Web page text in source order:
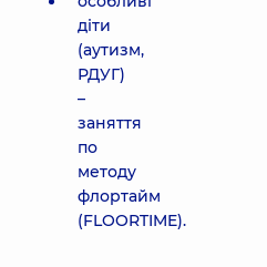
діти
(аутизм,
РДУГ)
–
заняття
по
методу
флортайм
(FLOORTIME).